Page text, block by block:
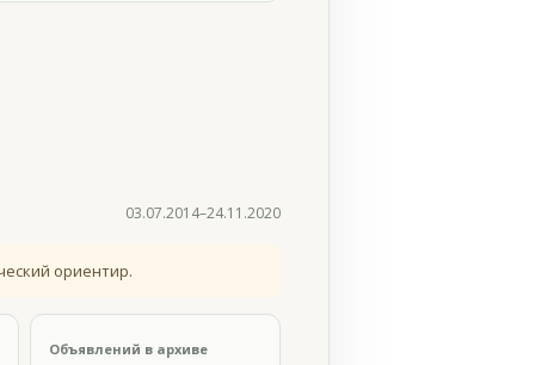
03.07.2014–24.11.2020
ориентир.
Объявлений в архиве